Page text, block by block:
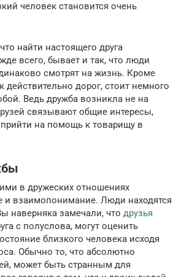
человек становится очень
найти настоящего друга
всего, бывает и так, что люди
смотрят на жизнь. Кроме
действительно дорог, стоит немного
Ведь дружба возникла не на
связывают общие интересы,
на помощь к товарищу в
в дружеских отношениях
и взаимопонимание. Люди находятся
наверняка замечали, что друзья
с полуслова, могут оценить
близкого человека исходя
Обычно то, что абсолютно
может быть странным для